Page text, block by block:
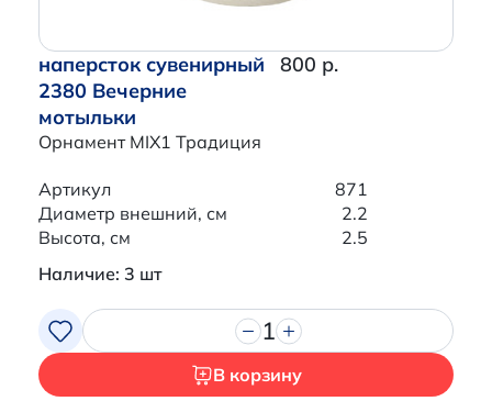
наперсток сувенирный
2380 Вечерние
мотыльки
Орнамент MIX1 Традиция
800 р.
Артикул
871
Диаметр внешний, см
2.2
Высота, см
2.5
Наличие: 3 шт
1
В корзину